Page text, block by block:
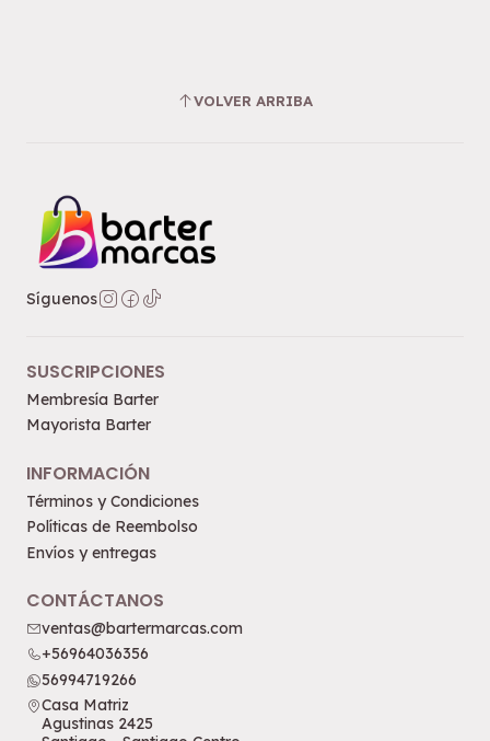
VOLVER ARRIBA
Síguenos
SUSCRIPCIONES
Membresía Barter
Mayorista Barter
INFORMACIÓN
Términos y Condiciones
Políticas de Reembolso
Envíos y entregas
CONTÁCTANOS
ventas@bartermarcas.com
+56964036356
56994719266
Casa Matriz
Agustinas 2425